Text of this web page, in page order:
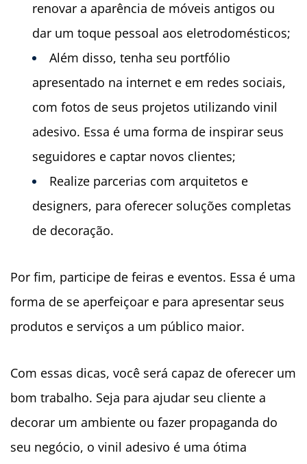
renovar a aparência de móveis antigos ou
dar um toque pessoal aos eletrodomésticos;
Além disso, tenha seu portfólio
apresentado na internet e em redes sociais,
com fotos de seus projetos utilizando vinil
adesivo. Essa é uma forma de inspirar seus
seguidores e captar novos clientes;
Realize parcerias com arquitetos e
designers, para oferecer soluções completas
de decoração.
Por fim, participe de feiras e eventos. Essa é uma
forma de se aperfeiçoar e para apresentar seus
produtos e serviços a um público maior.
Com essas dicas, você será capaz de oferecer um
bom trabalho. Seja para ajudar seu cliente a
decorar um ambiente ou fazer propaganda do
seu negócio, o vinil adesivo é uma ótima